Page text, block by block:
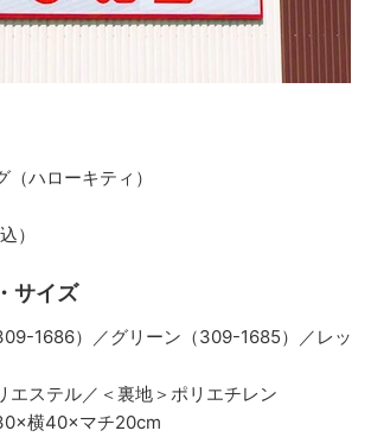
ハローキティ）
）
サイズ
1686）／グリーン（309-1685）／レッ
エステル／＜裏地＞ポリエチレン
横40×マチ20cm